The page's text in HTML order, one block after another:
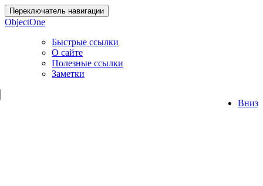
Переключатель навигации
ObjectOne
Быстрые ссылки
О сайте
Полезные ссылки
Заметки
Вниз